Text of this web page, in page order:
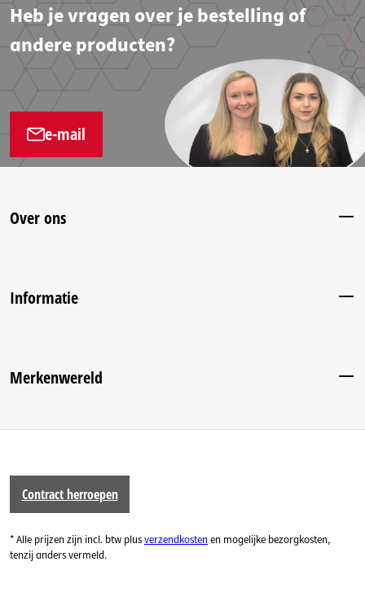
Heb je vragen over je bestelling of
andere producten?
e-mail
Over ons
Informatie
Merkenwereld
Contract herroepen
* Alle prijzen zijn incl. btw plusverzendkostenen mogelijke bezorgkosten,
tenzij anders vermeld.